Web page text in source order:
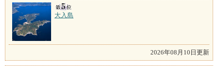
大入島
2026年08月10日更新